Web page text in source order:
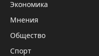
Экономика
Мнения
Общество
Спорт